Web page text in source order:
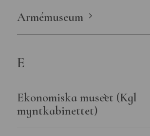
Östergötlands museum
Armémuseum
E
Ekonomiska museet (Kgl
myntkabinettet)